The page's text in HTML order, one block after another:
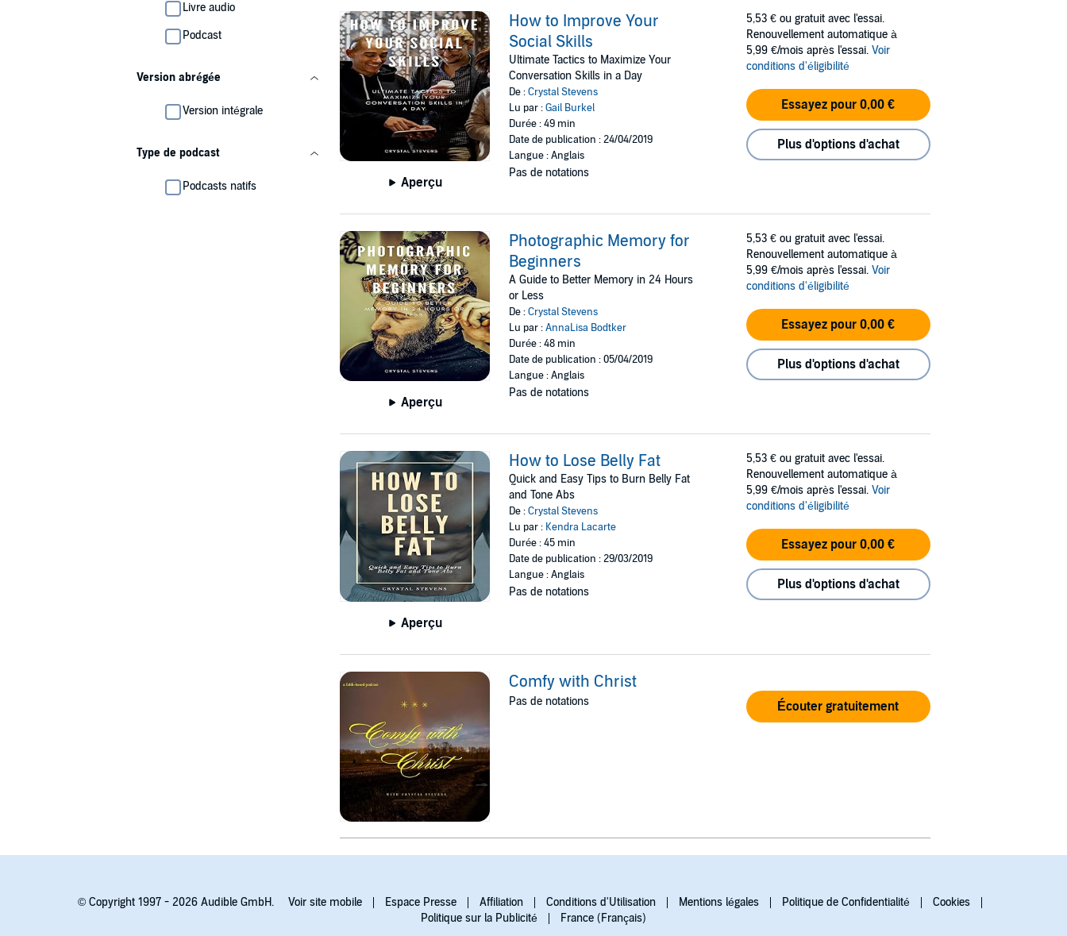
Livre audio
Podcast
Version abrégée
Version intégrale
Type de podcast
Podcasts natifs Aperçu
How to Improve Your
Social Skills
Ultimate Tactics to Maximize Your
Conversation Skills in a Day
De :Crystal Stevens
Lu par :Gail Burkel
Durée : 49 min
Date de publication : 24/04/2019
Langue : Anglais
Pas de notations
5,53 € ou gratuit avec l'essai.
Renouvellement automatique à
5,99 €/mois après l'essai. Voir
conditions d'éligibilité
Essayez pour 0,00 €
Plus d'options d'achat
Aperçu
Photographic Memory for
Beginners
A Guide to Better Memory in 24 Hours
or Less
De :Crystal Stevens
Lu par :AnnaLisa Bodtker
Durée : 48 min
Date de publication : 05/04/2019
Langue : Anglais
Pas de notations
5,53 € ou gratuit avec l'essai.
Renouvellement automatique à
5,99 €/mois après l'essai. Voir
conditions d'éligibilité
Essayez pour 0,00 €
Plus d'options d'achat
Aperçu
How to Lose Belly Fat
Quick and Easy Tips to Burn Belly Fat
and Tone Abs
De :Crystal Stevens
Lu par : Kendra Lacarte
Durée : 45 min
Date de publication : 29/03/2019
Langue : Anglais
Pas de notations
5,53 € ou gratuit avec l'essai.
Renouvellement automatique à
5,99 €/mois après l'essai. Voir
conditions d'éligibilité
Essayez pour 0,00 €
Plus d'options d'achat
Comfy with Christ
Pas de notations Écouter gratuitement
© Copyright 1997 - 2026 Audible GmbH. Voir site mobile Espace Presse Affiliation Conditions d'Utilisation Mentions légales Politique de Confidentialité
Cookies
Politique sur la Publicité
France (Français)